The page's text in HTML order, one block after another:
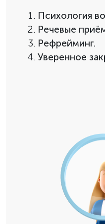
Психология
Речевые
Рефрейминг.
Уверенное